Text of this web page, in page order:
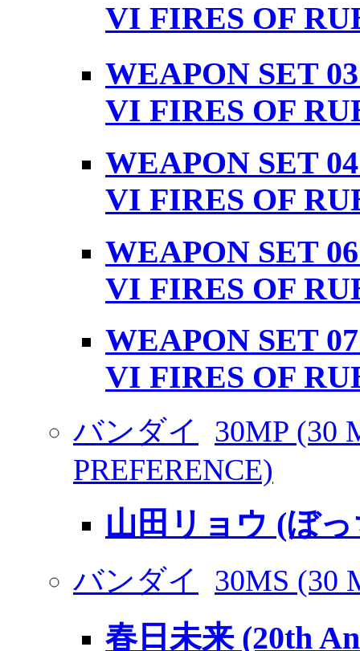
VI FIRES OF
WEAPON SET
VI FIRES OF
WEAPON SET
VI FIRES OF
WEAPON SET
VI FIRES OF
WEAPON SET
VI FIRES OF
バンダイ
30MP (30
PREFERENCE)
山田リョウ (ぼ
バンダイ 30MS (30
春日未来 (20th